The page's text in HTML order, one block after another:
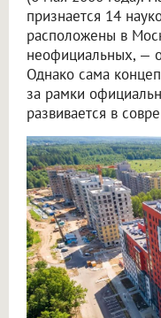
признается 14
расположены в
неофициальных, —
Однако сама
за рамки
развивается в